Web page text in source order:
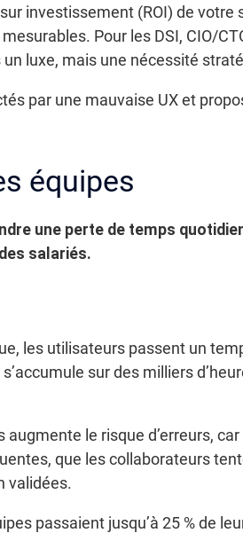
investissement (ROI) de votre
Pour les DSI, CIO/
un luxe, mais une nécessité
par une mauvaise UX et
équipes
une perte de temps
salariés.
les utilisateurs passent un
sur des milliers
le risque d’erreurs,
que les collaborateurs
validées.
passaient jusqu’à 25 % de